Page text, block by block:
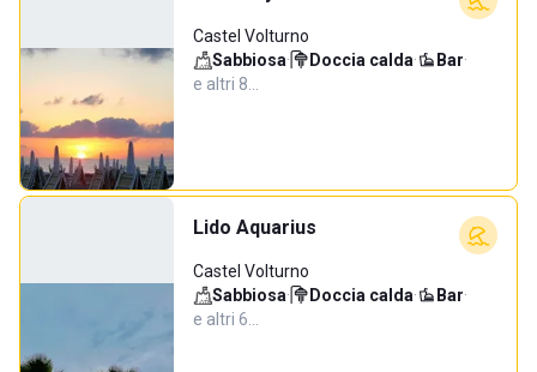
Castel Volturno
Sabbiosa· Doccia calda· Bar·
e altri 8…
Lido Aquarius
Castel Volturno
Sabbiosa· Doccia calda· Bar·
e altri 6…